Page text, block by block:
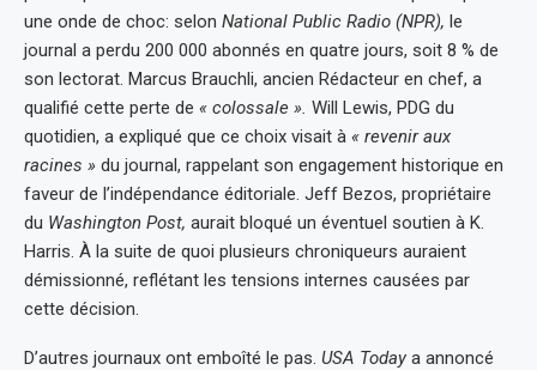
une onde de choc: selon National Public Radio (NPR), le
journal a perdu 200 000 abonnés en quatre jours, soit 8 % de
son lectorat. Marcus Brauchli, ancien Rédacteur en chef, a
qualifié cette perte de « colossale ». Will Lewis, PDG du
quotidien, a expliqué que ce choix visait à « revenir aux
racines » du journal, rappelant son engagement historique en
faveur de l’indépendance éditoriale. Jeff Bezos, propriétaire
du Washington Post, aurait bloqué un éventuel soutien à K.
Harris. À la suite de quoi plusieurs chroniqueurs auraient
démissionné, reflétant les tensions internes causées par
cette décision.
D’autres journaux ont emboîté le pas. USA Todaya annoncé